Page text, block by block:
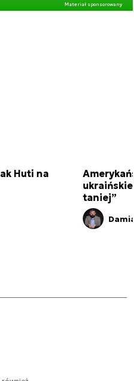
Materiał sponsorowany
Huti na
taniej”